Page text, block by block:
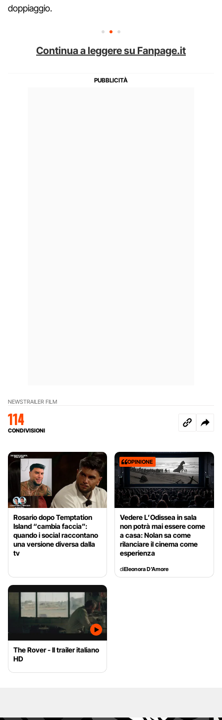
doppiaggio.
Continua a leggere su Fanpage.it
NEWSTRAILER FILM
114
CONDIVISIONI
Rosario dopo Temptation
Island “cambia faccia”:
quando i social raccontano
una versione diversa dalla
tv
OPINIONE
Vedere L’Odissea in sala
non potrà mai essere come
a casa: Nolan sa come
rilanciare il cinema come
esperienza
diEleonora D'Amore
The Rover - Il trailer italiano
HD